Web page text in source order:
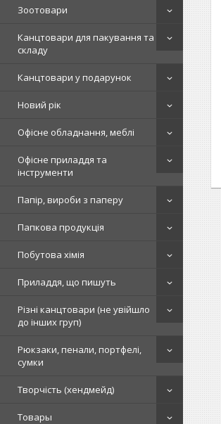
Зоотовари
Канцтовари для пакування та
складу
Канцтовари у подарунок
Новий рік
Офісне обладнання, меблі
Офісне приладдя та
інструменти
Папір, вироби з паперу
Папкова продукція
Побутова хімія
Приладдя, що пишуть
Різні канцтовари (не увійшло
до інших груп)
Рюкзаки, пенали, портфелі,
сумки
Творчість (хендмейд)
Товары